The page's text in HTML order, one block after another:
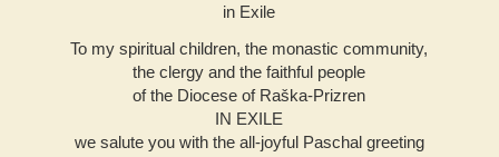
in Exile
To my spiritual children, the monastic community,
the clergy and the faithful people
of the Diocese of Raška-Prizren
IN EXILE
we salute you with the all-joyful Paschal greeting